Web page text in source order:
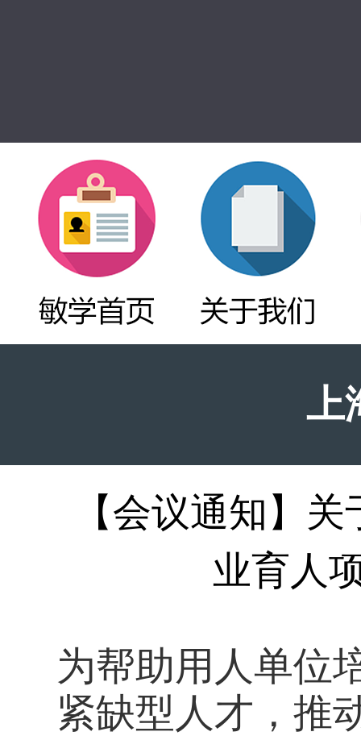
上
【会议通知】
业育人
为帮助用人单位
紧缺型人才，推